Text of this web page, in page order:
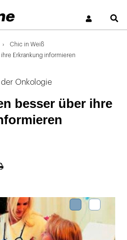
Chic in Weiß
Erkrankung informieren
der Onkologie
besser über ihre